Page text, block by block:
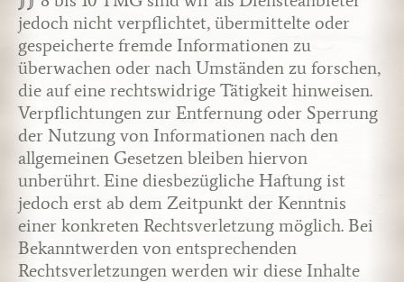
jedoch nicht verpflichtet, übermittelte oder
gespeicherte fremde Informationen zu
überwachen oder nach Umständen zu forschen,
die auf eine rechtswidrige Tätigkeit hinweisen.
Verpflichtungen zur Entfernung oder Sperrung
der Nutzung von Informationen nach den
allgemeinen Gesetzen bleiben hiervon
unberührt. Eine diesbezügliche Haftung ist
jedoch erst ab dem Zeitpunkt der Kenntnis
einer konkreten Rechtsverletzung möglich. Bei
Bekanntwerden von entsprechenden
Rechtsverletzungen werden wir diese Inhalte